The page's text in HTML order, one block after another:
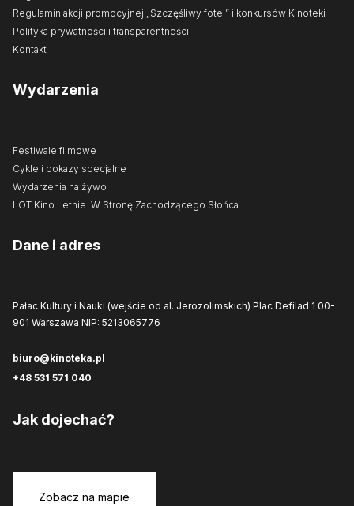
Regulamin akcji promocyjnej „Szczęśliwy fotel” i konkursów Kinoteki
Polityka prywatności i transparentności
Kontakt
Wydarzenia
Festiwale filmowe
Cykle i pokazy specjalne
Wydarzenia na żywo
LOT Kino Letnie: W Stronę Zachodzącego Słońca
Dane i adres
Pałac Kultury i Nauki (wejście od al. Jerozolimskich) Plac Defilad 1 00-
901 Warszawa NIP: 5213065776
biuro@kinoteka.pl
+48 531 571 040
Jak dojechać?
Zobacz na mapie